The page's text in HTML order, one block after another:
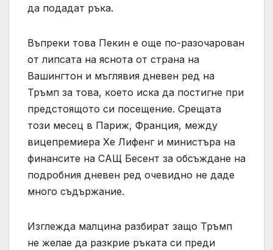
да подадат ръка.
Въпреки това Пекин е още по-разочарован
от липсата на яснота от страна на
Вашингтон и мъглявия дневен ред на
Тръмп за това, което иска да постигне при
предстоящото си посещение. Срещата
този месец в Париж, Франция, между
вицепремиера Хе Лифенг и министъра на
финансите на САЩ Бесент за обсъждане на
подробния дневен ред очевидно не даде
много съдържание.
Изглежда малцина разбират защо Тръмп
не желае да разкрие ръката си преди